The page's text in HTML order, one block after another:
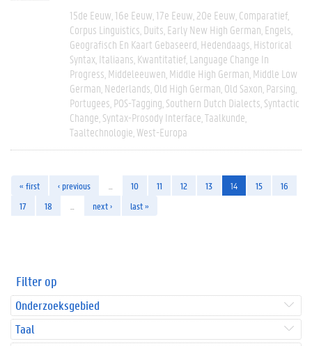
15de Eeuw 16e Eeuw 17e Eeuw 20e Eeuw Comparatief
Corpus Linguistics Duits Early New High German Engels
Geografisch En Kaart Gebaseerd Hedendaags Historical
Syntax Italiaans Kwantitatief Language Change In
Progress Middeleeuwen Middle High German Middle Low
German Nederlands Old High German Old Saxon Parsing
Portugees POS-Tagging Southern Dutch Dialects Syntactic
Change Syntax-Prosody Interface Taalkunde
Taaltechnologie West-Europa
« first ‹ previous 10 11 12 13 14 15
16
17
18 next › last »
Filter op
Onderzoeksgebied
Taal